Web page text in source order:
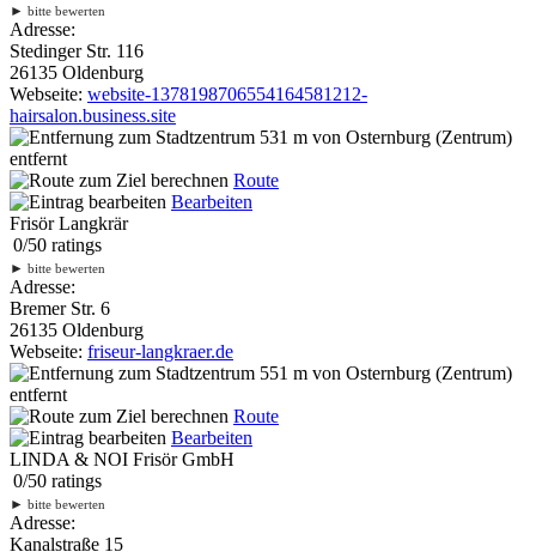
► bitte bewerten
Adresse:
Stedinger Str. 116
26135 Oldenburg
Webseite: website-1378198706554164581212-
hairsalon.business.site
531 m von Osternburg (Zentrum)
entfernt
Route
Bearbeiten
Frisör Langkrär
0/50 ratings
► bitte bewerten
Adresse:
Bremer Str. 6
26135 Oldenburg
Webseite: friseur-langkraer.de
551 m von Osternburg (Zentrum)
entfernt
Route
Bearbeiten
LINDA & NOI Frisör GmbH
0/50 ratings
► bitte bewerten
Adresse:
Kanalstraße 15